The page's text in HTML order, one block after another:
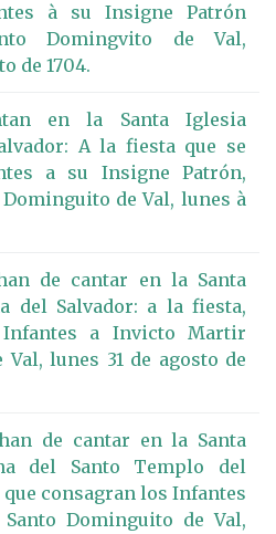
à su Insigne Patrón
Domingvito de Val,
de 1704.
en la Santa Iglesia
A la fiesta que se
a su Insigne Patrón,
de Val, lunes à
de cantar en la Santa
del Salvador: a la fiesta,
a Invicto Martir
lunes 31 de agosto de
de cantar en la Santa
del Santo Templo del
que consagran los Infantes
Dominguito de Val,